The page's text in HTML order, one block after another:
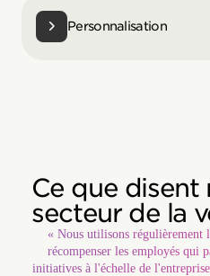
Personnalisation
Ce que disent
secteur de la
« Nous utilisons régulièrement
récompenser les employés qui
initiatives à l'échelle de